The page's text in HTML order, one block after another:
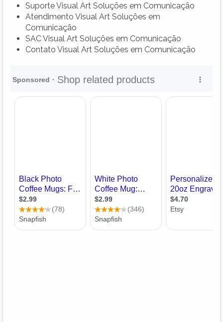
Suporte Visual Art Soluções em Comunicação
Atendimento Visual Art Soluções em
Comunicação
SAC Visual Art Soluções em Comunicação
Contato Visual Art Soluções em Comunicação